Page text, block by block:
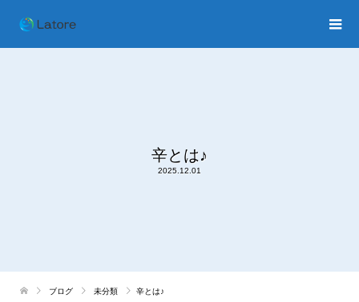
辛とは♪
2025.12.01
ブログ 未分類 辛とは♪